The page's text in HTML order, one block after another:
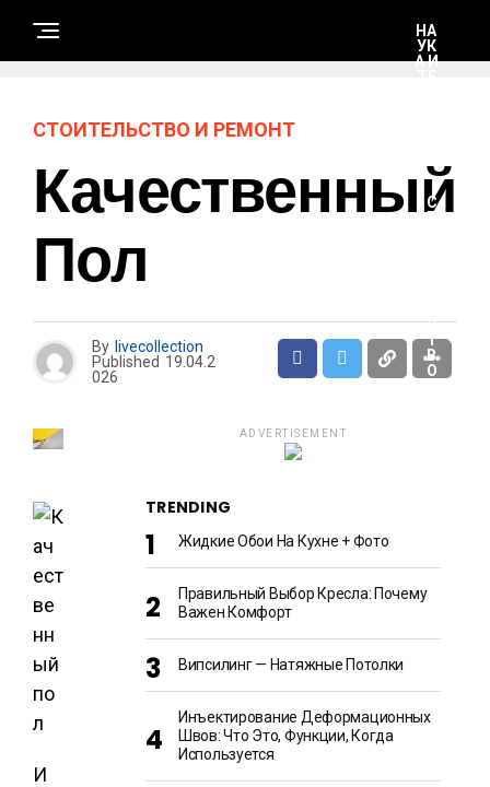
НА
УК
А И
С
Т
С
Т
В
О
СТОИТЕЛЬСТВО И РЕМОНТ
Качественный
Пол
By livecollection
Published 19.04.2
026
И
ADVERTISEMENT
TRENDING
Жидкие Обои На Кухне + Фото
Правильный Выбор Кресла: Почему
Важен Комфорт
Випсилинг — Натяжные Потолки
Инъектирование Деформационных
Швов: Что Это, Функции, Когда
Используется